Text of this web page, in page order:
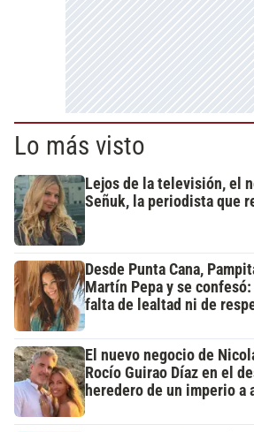
Lo más visto
Lejos de la televisión, el
Señuk, la periodista que
Desde Punta Cana,
Martín Pepa y se
falta de lealtad ni de
El nuevo negocio de
Rocío Guirao Díaz en el
heredero de un imperio